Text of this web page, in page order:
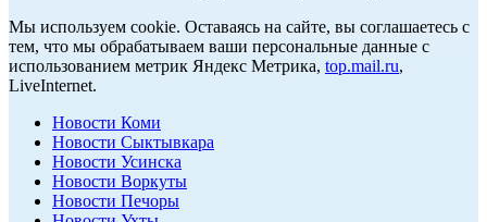
Мы используем cookie. Оставаясь на сайте, вы соглашаетесь с
тем, что мы обрабатываем ваши персональные данные с
использованием метрик Яндекс Метрика, top.mail.ru,
LiveInternet.
Новости Коми
Новости Сыктывкара
Новости Усинска
Новости Воркуты
Новости Печоры